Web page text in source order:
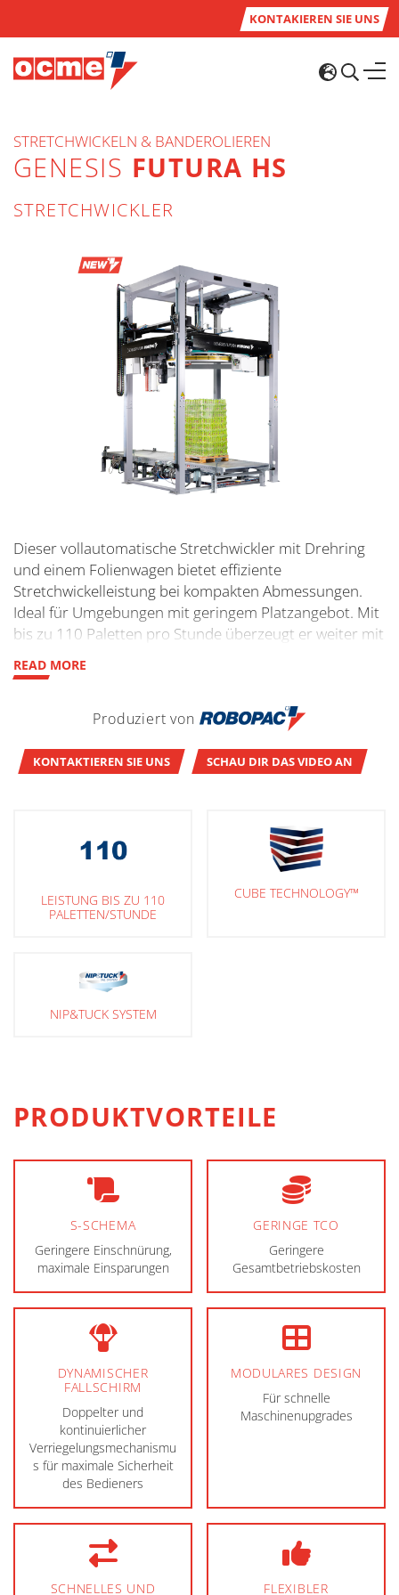
KONTAKIEREN SIE UNS
STRETCHWICKELN & BANDEROLIEREN
GENESIS FUTURA HS
STRETCHWICKLER
Dieser vollautomatische Stretchwickler mit Drehring
und einem Folienwagen bietet effiziente
Stretchwickelleistung bei kompakten Abmessungen.
Ideal für Umgebungen mit geringem Platzangebot. Mit
bis zu 110 Paletten pro Stunde überzeugt er weiter mit
langer Lebensdauer. Zur Leistungssteigerung kann der
ausgestattet werden.
READ MORE
Produziert von
KONTAKTIEREN SIE UNS SCHAU DIR DAS VIDEO AN
LEISTUNG BIS ZU 110
PALETTEN/STUNDE
CUBE TECHNOLOGY™
NIP&TUCK SYSTEM
PRODUKTVORTEILE
S-SCHEMA
Geringere Einschnürung,
maximale Einsparungen
GERINGE TCO
Geringere
Gesamtbetriebskosten
DYNAMISCHER
FALLSCHIRM
Doppelter und
kontinuierlicher
Verriegelungsmechanismu
s für maximale Sicherheit
des Bedieners
MODULARES DESIGN
Für schnelle
Maschinenupgrades
SCHNELLES UND
FLEXIBLER